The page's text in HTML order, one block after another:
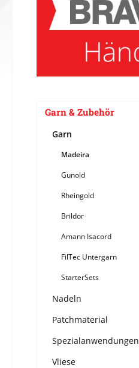
Garn & Zubehör
Garn
Madeira
Gunold
Rheingold
Brildor
Amann Isacord
FilTec Untergarn
StarterSets
Nadeln
Patchmaterial
Spezialanwendungen
Vliese